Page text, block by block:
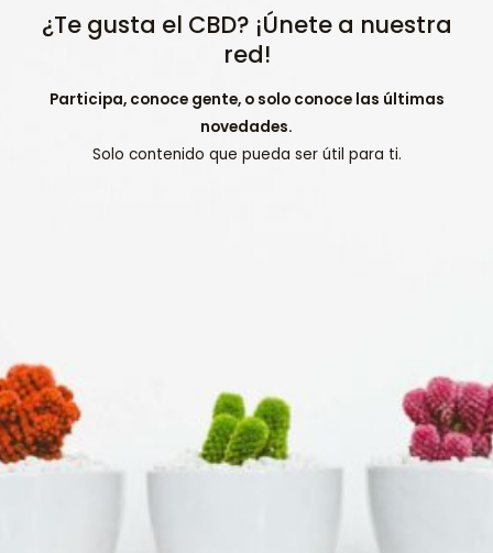
¿Te gusta el CBD? ¡Únete a nuestra
red!
Participa, conoce gente, o solo conoce las últimas
novedades.
Solo contenido que pueda ser útil para ti.